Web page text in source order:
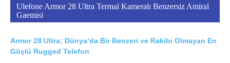
Ulefone Armor 28 Ultra Termal Kameralı Benzersiz Amiral
Gaemisi
Armor 28 Ultra; Dünya’da Bir Benzeri ve Rakibi Olmayan En
Güçlü Rugged Telefon